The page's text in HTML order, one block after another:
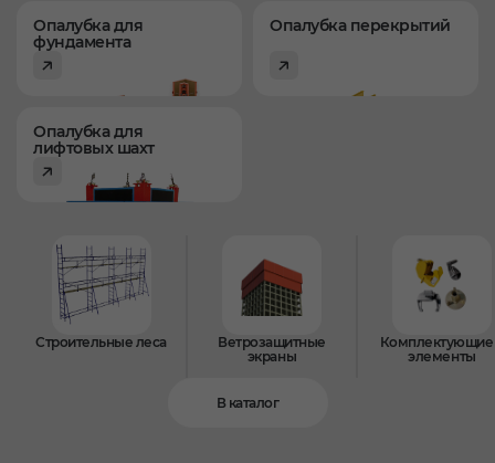
В каталог
Опалубка для
фундамента
Опалубка перекрытий
Опалубка для
лифтовых шахт
Строительные леса
Ветрозащитные
экраны
Комплектующие
элементы